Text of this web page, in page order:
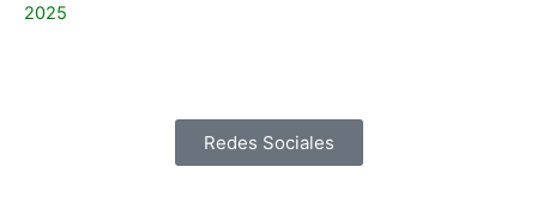
2025
Redes Sociales